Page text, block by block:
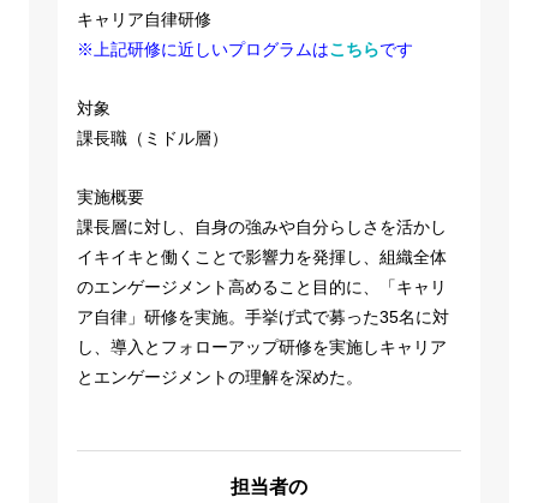
キャリア自律研修
※上記研修に近しいプログラムはこちらです
対象
課長職（ミドル層）
実施概要
課長層に対し、自身の強みや自分らしさを活かし
イキイキと働くことで影響力を発揮し、組織全体
のエンゲージメント高めること目的に、「キャリ
ア自律」研修を実施。手挙げ式で募った35名に対
し、導入とフォローアップ研修を実施しキャリア
とエンゲージメントの理解を深めた。
担当者の